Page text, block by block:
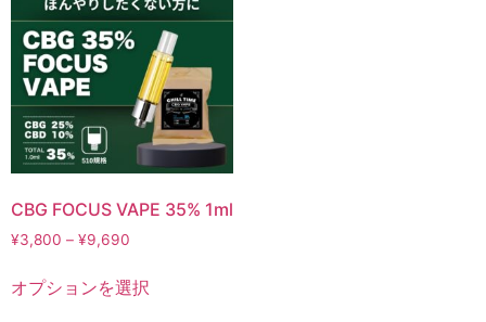
CBG FOCUS VAPE 35% 1ml
¥3,800 – ¥9,690
オプションを選択